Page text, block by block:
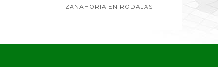
ZANAHORIA EN RODAJAS